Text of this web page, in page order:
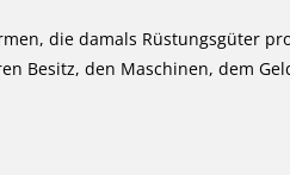
die damals Rüstungsgüter
Besitz, den Maschinen, dem